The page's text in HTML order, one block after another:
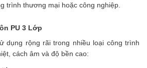
trình thương mại hoặc công nghiệp.
PU 3 Lớp
dụng rộng rãi trong nhiều loại công trình
cách âm và độ bền cao: